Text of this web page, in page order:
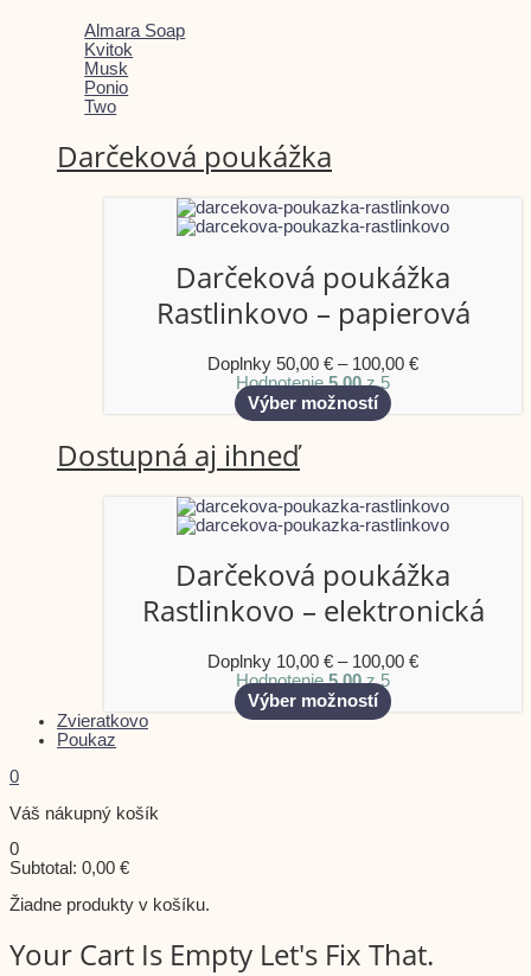
Almara Soap
Kvitok
Musk
Ponio
Two
Darčeková poukážka
Darčeková poukážka
Rastlinkovo – papierová
Doplnky 50,00 € – 100,00 €
Hodnotenie5.00z 5
Výber možností
Dostupná aj ihneď
Darčeková poukážka
Rastlinkovo – elektronická
Doplnky 10,00 € – 100,00 €
Hodnotenie5.00z 5
Výber možností
Zvieratkovo
Poukaz
0
Váš nákupný košík
0
Subtotal: 0,00 €
Žiadne produkty v košíku.
Your Cart Is Empty Let's Fix That.